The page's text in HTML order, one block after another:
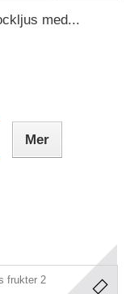
med...
Mer